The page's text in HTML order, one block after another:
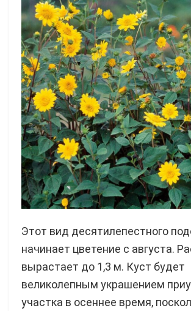
Этот вид десятилепестного
начинает цветение с августа.
вырастает до 1,3 м. Куст будет
великолепным украшением
участка в осеннее время,